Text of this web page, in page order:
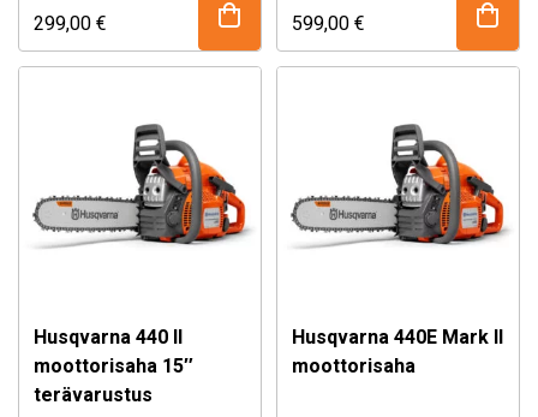
loistavasti mökkisahurille
esimerkiksi
yhdistelmäkatkasimen
299,00€
kevytkäynnistyksellä ja
helpolla ketjun
599,00€
Husqvarna 440 II
moottorisaha 15″
terävarustus
Husqvarna 440E Mark II
moottorisaha